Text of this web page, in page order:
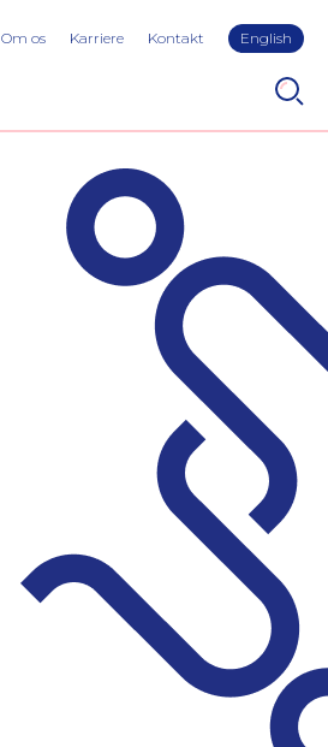
Om os Karriere Kontakt English